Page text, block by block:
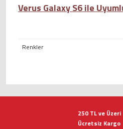
Verus Galaxy S6 ile
Renkler
Görüş ve önerileriniz için teşekkür
Ürün resmi kalitesiz, bozuk veya
250 TL ve Üzeri
Ücretsiz Kargo